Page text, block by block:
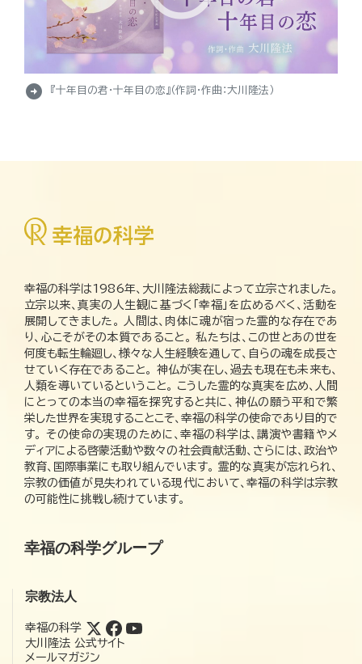
arrow_circle_right 『十年目の君・十年目の恋』（作詞・作曲：大川隆法）
幸福の科学は1986年、大川隆法総裁によって立宗されました。
立宗以来、真実の人生観に基づく「幸福」を広めるべく、活動を
展開してきました。 人間は、肉体に魂が宿った霊的な存在であ
り、心こそがその本質であること。 私たちは、この世とあの世を
何度も転生輪廻し、様々な人生経験を通して、自らの魂を成長さ
せていく存在であること。 神仏が実在し、過去も現在も未来も、
人類を導いているということ。 こうした霊的な真実を広め、人間
にとっての本当の幸福を探究すると共に、神仏の願う平和で繁
栄した世界を実現することこそ、幸福の科学の使命であり目的で
す。 その使命の実現のために、幸福の科学は、講演や書籍やメ
ディアによる啓蒙活動や数々の社会貢献活動、さらには、政治や
教育、国際事業にも取り組んでいます。 霊的な真実が忘れられ、
宗教の価値が見失われている現代において、幸福の科学は宗教
の可能性に挑戦し続けています。
幸福の科学グループ
宗教法人
幸福の科学
大川隆法 公式サイト
メールマガジン